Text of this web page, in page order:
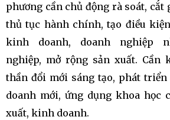
phương cần chủ động rà soát, cắt
thủ tục hành chính, tạo điều
kinh doanh, doanh nghiệp
nghiệp, mở rộng sản xuất. Cần
thần đổi mới sáng tạo, phát
doanh mới, ứng dụng khoa học
xuất, kinh doanh.